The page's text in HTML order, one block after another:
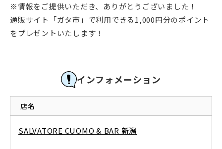
※情報をご提供いただき、ありがとうございました！
通販サイト「ガタ市」で利用できる1,000円分のポイント
をプレゼントいたします！
インフォメーション
店名
SALVATORE CUOMO & BAR 新潟